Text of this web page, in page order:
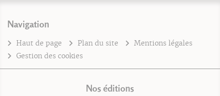
Navigation
Haut de page Plan du site
Mentions légales
Gestion des cookies
Nos éditions